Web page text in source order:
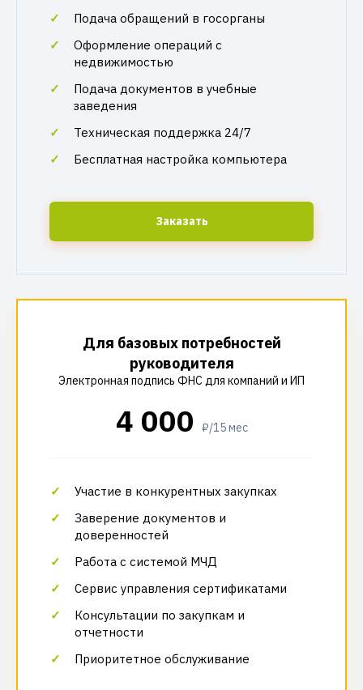
Подача обращений в госорганы
Оформление операций с
недвижимостью
Подача документов в учебные
заведения
Техническая поддержка 24/7
Бесплатная настройка компьютера
Заказать
Для базовых потребностей
руководителя
Электронная подпись ФНС для компаний и ИП
4 000 ₽/15 мес
Участие в конкурентных закупках
Заверение документов и
доверенностей
Работа с системой МЧД
Сервис управления сертификатами
Консультации по закупкам и
отчетности
Приоритетное обслуживание